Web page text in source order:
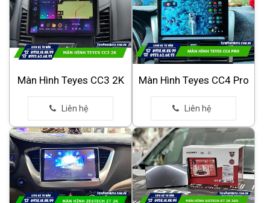
Màn Hình Teyes CC3 2K Màn Hình Teyes CC4 Pro